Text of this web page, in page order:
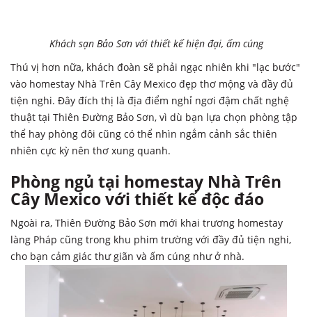
Khách sạn Bảo Sơn với thiết kế hiện đại, ấm cúng
Thú vị hơn nữa, khách đoàn sẽ phải ngạc nhiên khi "lạc bước"
vào homestay Nhà Trên Cây Mexico đẹp thơ mộng và đầy đủ
tiện nghi. Đây đích thị là địa điểm nghỉ ngơi đậm chất nghệ
thuật tại Thiên Đường Bảo Sơn, vì dù bạn lựa chọn phòng tập
thể hay phòng đôi cũng có thể nhìn ngắm cảnh sắc thiên
nhiên cực kỳ nên thơ xung quanh.
Phòng ngủ tại homestay Nhà Trên
Cây Mexico với thiết kế độc đáo
Ngoài ra, Thiên Đường Bảo Sơn mới khai trương homestay
làng Pháp cũng trong khu phim trường với đầy đủ tiện nghi,
cho bạn cảm giác thư giãn và ấm cúng như ở nhà.